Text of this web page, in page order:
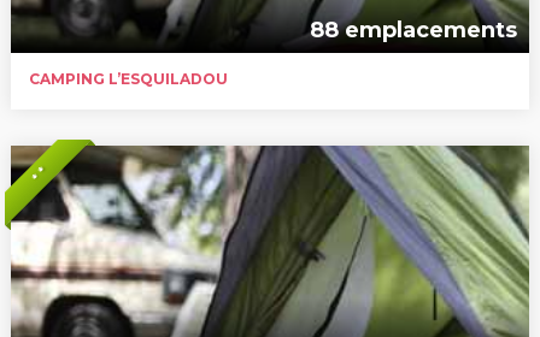
88 emplacements
CAMPING L’ESQUILADOU
* *